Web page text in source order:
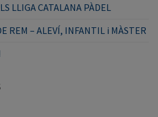
LLIGA CATALANA PÀDEL
REM – ALEVÍ, INFANTIL i MÀSTER